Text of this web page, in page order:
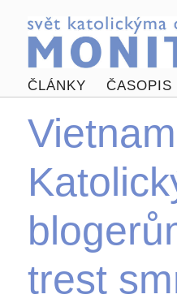
ČLÁNKY ČASOPIS
trest